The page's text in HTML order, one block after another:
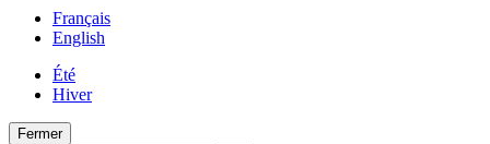
Français
English
Été
Hiver
Fermer